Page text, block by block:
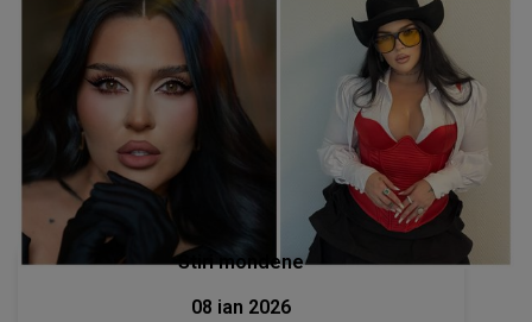
Stiri mondene
08 ian 2026